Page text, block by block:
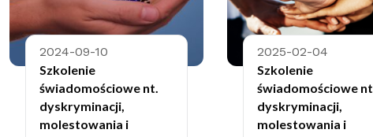
2024-09-10
Szkolenie
świadomościowe nt.
dyskryminacji,
molestowania i
2025-02-04
Szkolenie
świadomościowe nt.
dyskryminacji,
molestowania i